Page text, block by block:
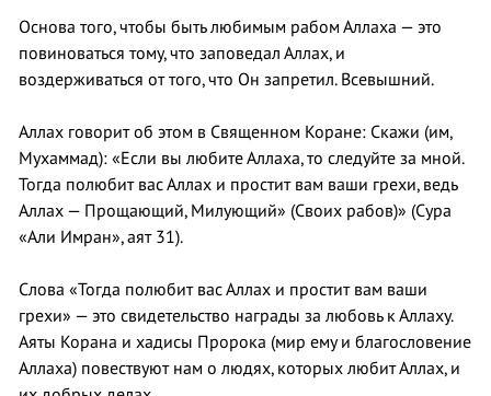
Основа того, чтобы быть любимым рабом Аллаха — это
повиноваться тому, что заповедал Аллах, и
воздерживаться от того, что Он запретил. Всевышний.
Аллах говорит об этом в Священном Коране: Скажи (им,
Мухаммад): «Если вы любите Аллаха, то следуйте за мной.
Тогда полюбит вас Аллах и простит вам ваши грехи, ведь
Аллах — Прощающий, Милующий» (Своих рабов)» (Сура
«Али Имран», аят 31).
Слова «Тогда полюбит вас Аллах и простит вам ваши
грехи» — это свидетельство награды за любовь к Аллаху.
Аяты Корана и хадисы Пророка (мир ему и благословение
Аллаха) повествуют нам о людях, которых любит Аллах, и